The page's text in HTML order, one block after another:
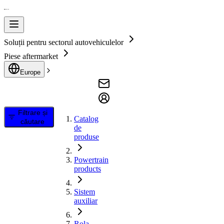
Soluții pentru sectorul autovehiculelor
Piese aftermarket
Europe
Filtrare și
căutare
Catalog
de
produse
Powertrain
products
Sistem
auxiliar